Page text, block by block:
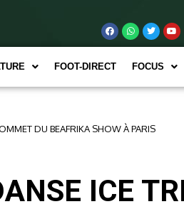
FOOT-DIRECT FOCUS
DU BEAFRIKA SHOW À PARIS
ICE